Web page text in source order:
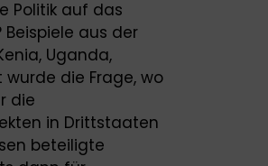
Politik auf das
aus der
Uganda,
die Frage, wo
die
in Drittstaaten
beteiligte